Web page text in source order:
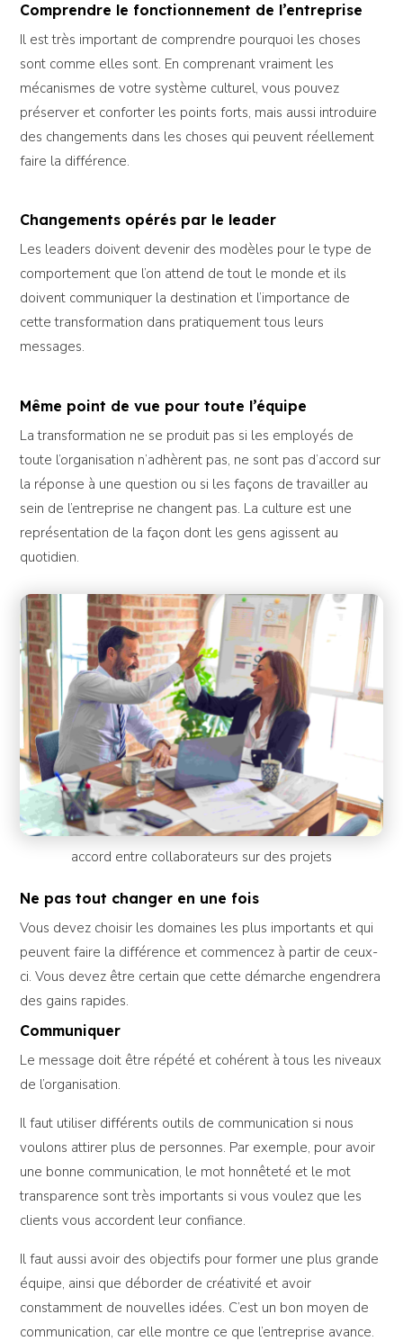
Comprendre le fonctionnement de l’entreprise
Il est très important de comprendre pourquoi les choses
sont comme elles sont. En comprenant vraiment les
mécanismes de votre système culturel, vous pouvez
préserver et conforter les points forts, mais aussi introduire
des changements dans les choses qui peuvent réellement
faire la différence.
Changements opérés par le leader
Les leaders doivent devenir des modèles pour le type de
comportement que l’on attend de tout le monde et ils
doivent communiquer la destination et l’importance de
cette transformation dans pratiquement tous leurs
messages.
Même point de vue pour toute l’équipe
La transformation ne se produit pas si les employés de
toute l’organisation n’adhèrent pas, ne sont pas d’accord sur
la réponse à une question ou si les façons de travailler au
sein de l’entreprise ne changent pas. La culture est une
représentation de la façon dont les gens agissent au
quotidien.
accord entre collaborateurs sur des projets
Ne pas tout changer en une fois
Vous devez choisir les domaines les plus importants et qui
peuvent faire la différence et commencez à partir de ceux-
ci. Vous devez être certain que cette démarche engendrera
des gains rapides.
Communiquer
Le message doit être répété et cohérent à tous les niveaux
de l’organisation.
Il faut utiliser différents outils de communication si nous
voulons attirer plus de personnes. Par exemple, pour avoir
une bonne communication, le mot honnêteté et le mot
transparence sont très importants si vous voulez que les
clients vous accordent leur confiance.
Il faut aussi avoir des objectifs pour former une plus grande
équipe, ainsi que déborder de créativité et avoir
constamment de nouvelles idées. C’est un bon moyen de
communication, car elle montre ce que l’entreprise avance.